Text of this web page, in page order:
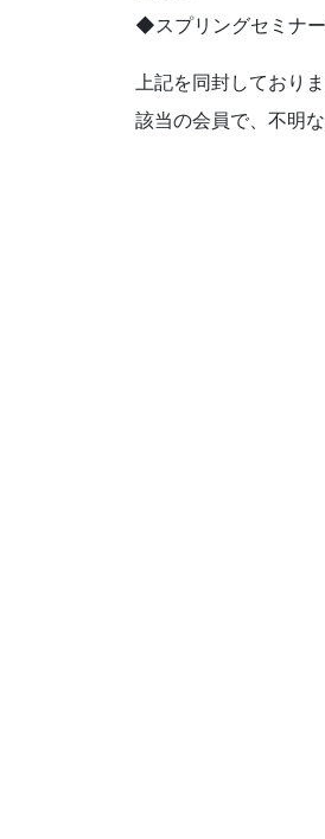
◆スプリングセミナ
上記を同封しておりま
該当の会員で、不明